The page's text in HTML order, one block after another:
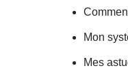
Mon
Mes